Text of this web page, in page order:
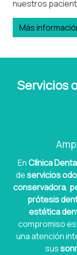
nuestros
Más
Servicios
EnClínica
deservicios
conservadora,
prótesis
estética
compromiso
una atención
sus